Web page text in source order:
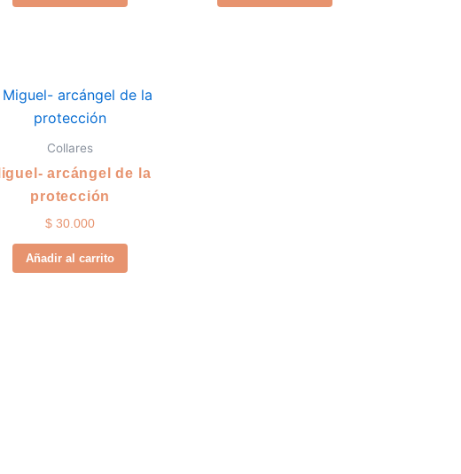
Collares
arcángel de la
protección
$ 30.000
Añadir al carrito